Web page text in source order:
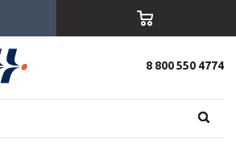
8 800 550 4774